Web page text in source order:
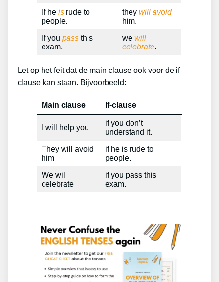
If he is rude to
people,
they will avoid
him.
If you pass this
exam,
we will
celebrate.
Let op het feit dat de main clause ook voor de if-
clause kan staan. Bijvoorbeeld:
Main clause If-clause
I will help you
if you don’t
understand it.
They will avoid
him
if he is rude to
people.
We will
celebrate
if you pass this
exam.